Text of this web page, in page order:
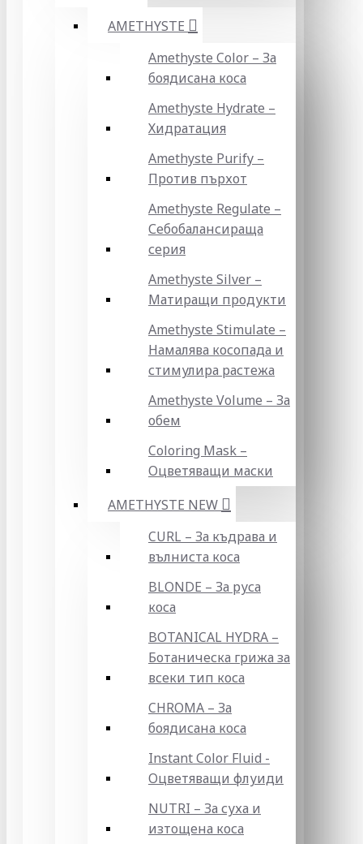
AMETHYSTE
Amethyste Color – За
боядисана коса
Amethyste Hydrate –
Хидратация
Amethyste Purify –
Против пърхот
Amethyste Regulate –
Себобалансираща
серия
Amethyste Silver –
Матиращи продукти
Amethyste Stimulate –
Намалява косопада и
стимулира растежа
Amethyste Volume – За
обем
Coloring Mask –
Оцветяващи маски
AMETHYSTE NEW
CURL – За къдрава и
вълниста коса
BLONDE – За руса
коса
BOTANICAL HYDRA –
Ботаническа грижа за
всеки тип коса
CHROMA – За
боядисана коса
Instant Color Fluid -
Оцветяващи флуиди
NUTRI – За суха и
изтощена коса